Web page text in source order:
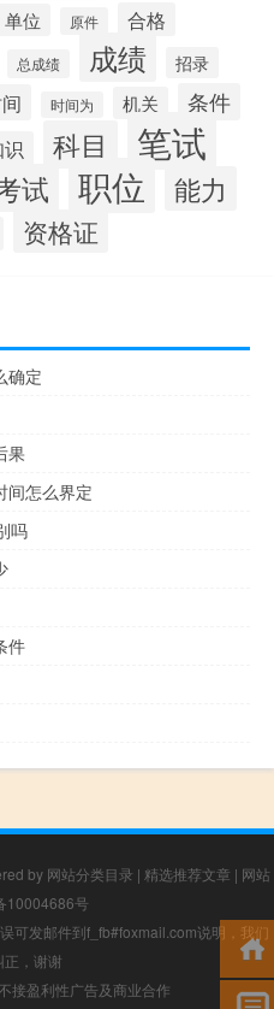
单位 原件 合格
总成绩 成绩 招录
时间为 机关 条件
科目 笔试
试 职位 能力
资格证
确定
果
间怎么界定
吗
件
by 网站分类目录 | 精选推荐文章 | 网站
10004686号
可发邮件到f_fb#foxmail.com说明，我们
正，谢谢
接盈利性广告及商业合作